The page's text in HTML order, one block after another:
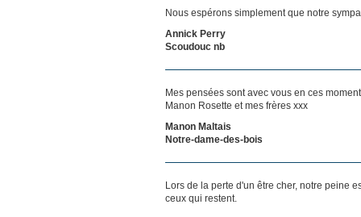
Nous espérons simplement que notre
Annick Perry
Scoudouc nb
Mes pensées sont avec vous en ces
Manon Rosette et mes frères xxx
Manon Maltais
Notre-dame-des-bois
Lors de la perte d'un être cher, notre peine
ceux qui restent.